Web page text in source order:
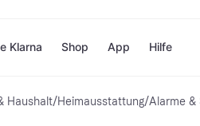
Klarna
Zahlungsmethoden
Shop
Shops
App Hilfe
Haushalt/Heimausstattung/Alarme &